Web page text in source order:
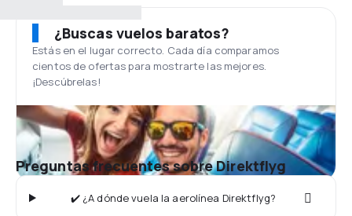
¿Buscas vuelos baratos?
Estás en el lugar correcto. Cada día comparamos
cientos de ofertas para mostrarte las mejores.
¡Descúbrelas!
Preguntas frecuentes sobre Direktflyg
✔️ ¿A dónde vuela la aerolínea Direktflyg?